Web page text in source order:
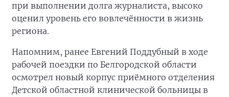
при выполнении долга журналиста, высоко
оценил уровень его вовлечённости в жизнь
региона.
Напомним, ранее Евгений Поддубный в ходе
рабочей поездки по Белгородской области
осмотрел новый корпус приёмного отделения
Детской областной клинической больницы в